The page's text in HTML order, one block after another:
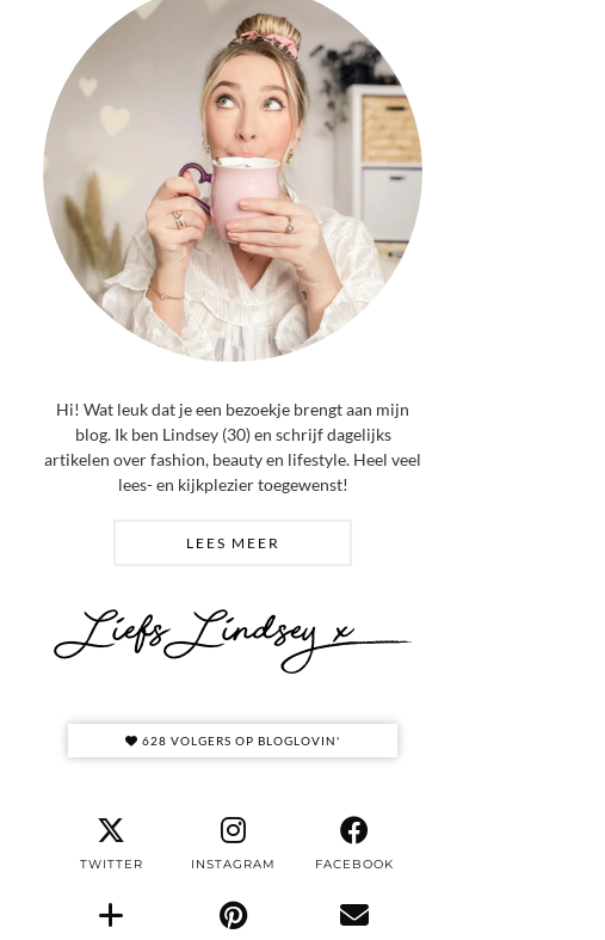
Hi! Wat leuk dat je een bezoekje brengt aan mijn
blog. Ik ben Lindsey (30) en schrijf dagelijks
artikelen over fashion, beauty en lifestyle. Heel veel
lees- en kijkplezier toegewenst!
LEES MEER
628 VOLGERS OP BLOGLOVIN'
TWITTER INSTAGRAM FACEBOOK